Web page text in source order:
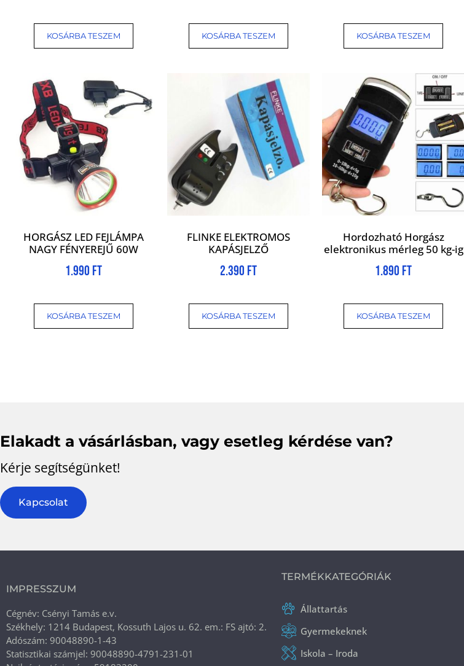
KOSÁRBA TESZEM KOSÁRBA TESZEM KOSÁRBA TESZEM
HORGÁSZ LED FEJLÁMPA
NAGY FÉNYEREJŰ 60W
1.990 Ft
KOSÁRBA TESZEM
FLINKE ELEKTROMOS
KAPÁSJELZŐ
2.390 Ft
KOSÁRBA TESZEM
Hordozható Horgász
elektronikus mérleg 50 kg-ig
1.890 Ft
KOSÁRBA TESZEM
Elakadt a vásárlásban, vagy esetleg kérdése van?
Kérje segítségünket!
Kapcsolat
IMPRESSZUM
Cégnév: Csényi Tamás e.v.
Székhely: 1214 Budapest, Kossuth Lajos u. 62. em.: FS ajtó: 2.
Adószám: 90048890-1-43
Statisztikai számjel: 90048890-4791-231-01
TERMÉKKATEGÓRIÁK
Állattartás
Gyermekeknek
Iskola – Iroda